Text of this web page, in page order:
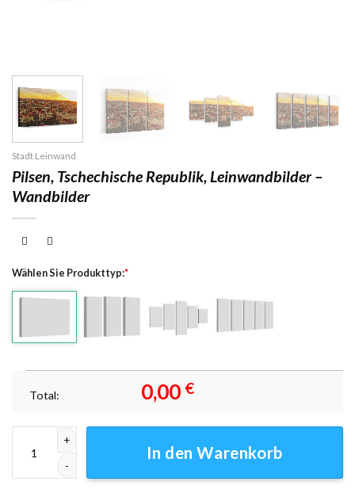
Stadt Leinwand
Pilsen, Tschechische Republik, Leinwandbilder –
Wandbilder
Wählen Sie Produkttyp:*
Total: 0,00 €
In den Warenkorb